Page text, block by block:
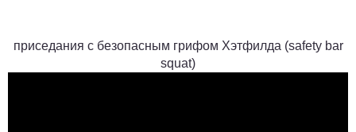
приседания с безопасным грифом Хэтфилда (safety bar
squat)